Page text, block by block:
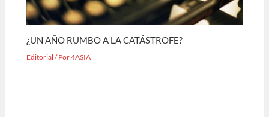
¿UN AÑO RUMBO A LA CATÁSTROFE?
Editorial / Por4ASIA